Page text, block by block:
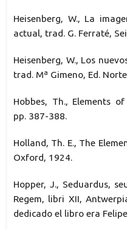
Heisenberg, W., La
actual, trad. G. Ferraté,
Heisenberg, W., Los
trad. Mª Gimeno, Ed.
Hobbes, Th., Elements
pp. 387-388.
Holland, Th. E., The
Oxford, 1924.
Hopper, J., Seduardus,
Regem, libri XII,
dedicado el libro era